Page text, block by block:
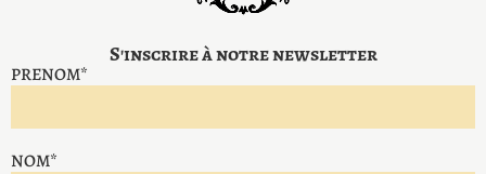
S'inscrire à notre newsletter
PRENOM*
NOM*